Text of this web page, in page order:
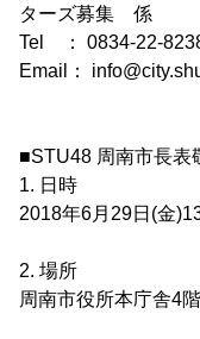
ターズ募集 係
Tel ： 0834-22-
Email：
■STU48 周南市長表
1. 日時
2018年6月29日(金
2. 場所
周南市役所本庁舎4